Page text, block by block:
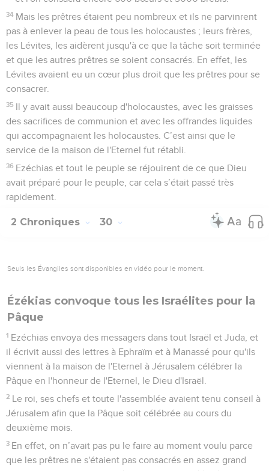
34 Mais les prêtres étaient peu nombreux et ils ne parvinrent
pas à enlever la peau de tous les holocaustes ; leurs frères,
les Lévites, les aidèrent jusqu'à ce que la tâche soit terminée
et que les autres prêtres se soient consacrés. En effet, les
Lévites avaient eu un cœur plus droit que les prêtres pour se
consacrer.
35 Il y avait aussi beaucoup d'holocaustes, avec les graisses
des sacrifices de communion et avec les offrandes liquides
qui accompagnaient les holocaustes. C’est ainsi que le
service de la maison de l'Eternel fut rétabli.
36 Ezéchias et tout le peuple se réjouirent de ce que Dieu
avait préparé pour le peuple, car cela s’était passé très
rapidement.
2 Chroniques 30
Seuls les Évangiles sont disponibles en vidéo pour le moment.
Ézékias convoque tous les Israélites pour la
Pâque
1 Ezéchias envoya des messagers dans tout Israël et Juda, et
il écrivit aussi des lettres à Ephraïm et à Manassé pour qu'ils
viennent à la maison de l'Eternel à Jérusalem célébrer la
Pâque en l'honneur de l'Eternel, le Dieu d'Israël.
2 Le roi, ses chefs et toute l'assemblée avaient tenu conseil à
Jérusalem afin que la Pâque soit célébrée au cours du
deuxième mois.
3 En effet, on n’avait pas pu le faire au moment voulu parce
que les prêtres ne s'étaient pas consacrés en assez grand